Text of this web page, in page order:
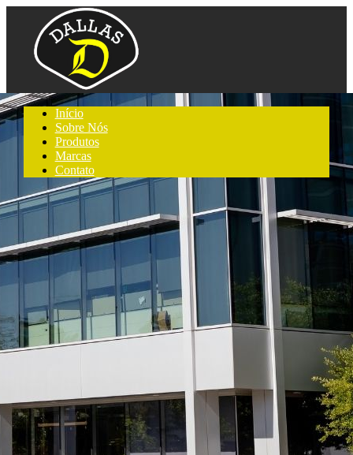
Início
Sobre Nós
Produtos
Marcas
Contato